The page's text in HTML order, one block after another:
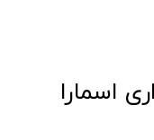
اسمارا